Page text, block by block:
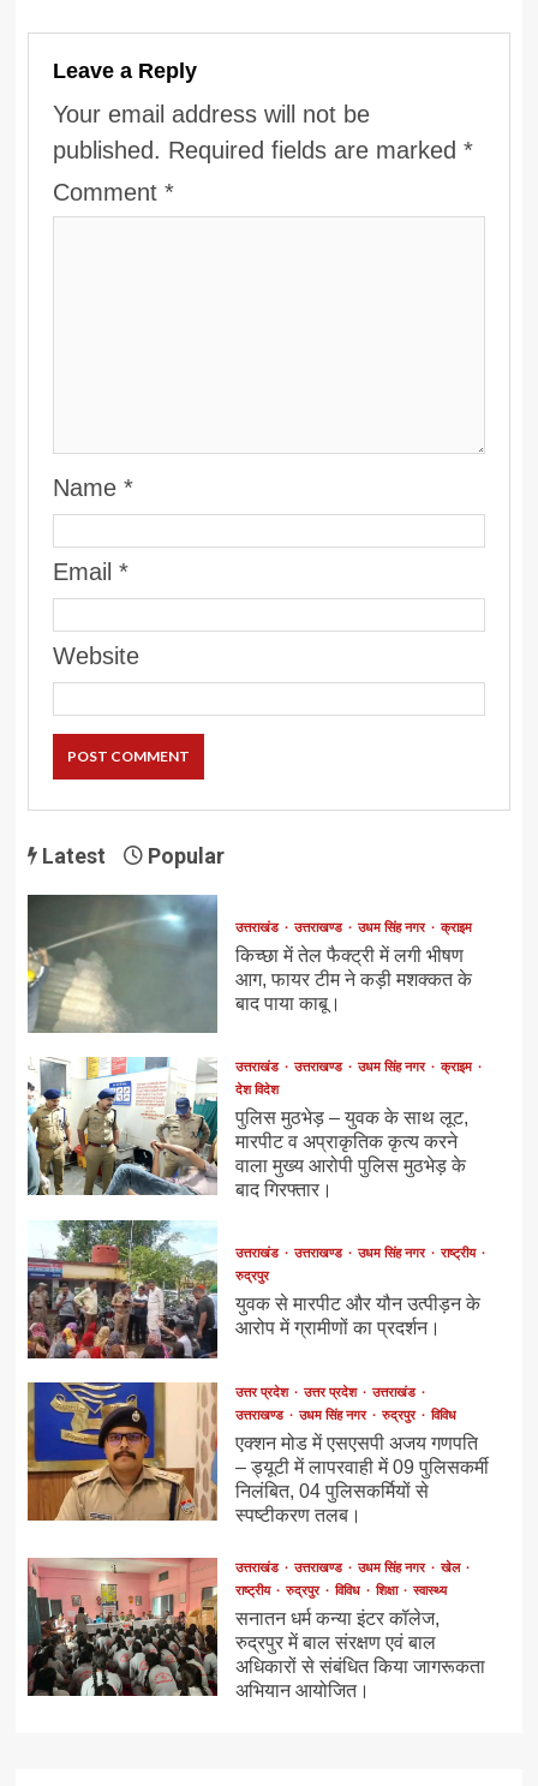
Leave a Reply
Your email address will not be
published. Required fields are marked*
Comment*
Name*
Email*
Website
Latest Popular
उत्तराखंड उत्तराखण्ड उधम सिंह नगर क्राइम
किच्छा में तेल फैक्ट्री में लगी भीषण
आग, फायर टीम ने कड़ी मशक्कत के
बाद पाया काबू।
उत्तराखंड उत्तराखण्ड उधम सिंह नगर
क्राइम
देश विदेश
पुलिस मुठभेड़ – युवक के साथ लूट,
मारपीट व अप्राकृतिक कृत्य करने
वाला मुख्य आरोपी पुलिस मुठभेड़ के
बाद गिरफ्तार।
उत्तराखंड उत्तराखण्ड उधम सिंह नगर
राष्ट्रीय
रुद्रपुर
युवक से मारपीट और यौन उत्पीड़न के
आरोप में ग्रामीणों का प्रदर्शन।
उत्तर प्रदेश उत्तर प्रदेश
उत्तराखंड
उत्तराखण्ड
उधम सिंह नगर रुद्रपुर विविध
एक्शन मोड में एसएसपी अजय गणपति
– ड्यूटी में लापरवाही में 09 पुलिसकर्मी
निलंबित, 04 पुलिसकर्मियों से
स्पष्टीकरण तलब।
उत्तराखंड उत्तराखण्ड उधम सिंह नगर
खेल
राष्ट्रीय
रुद्रपुर विविध शिक्षा स्वास्थ्य
सनातन धर्म कन्या इंटर कॉलेज,
रुद्रपुर में बाल संरक्षण एवं बाल
अधिकारों से संबंधित किया जागरूकता
अभियान आयोजित।